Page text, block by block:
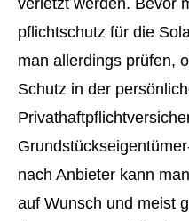
pflichtschutz für die
man allerdings prüfen,
Schutz in der
nach Anbieter kann
auf Wunsch und meist